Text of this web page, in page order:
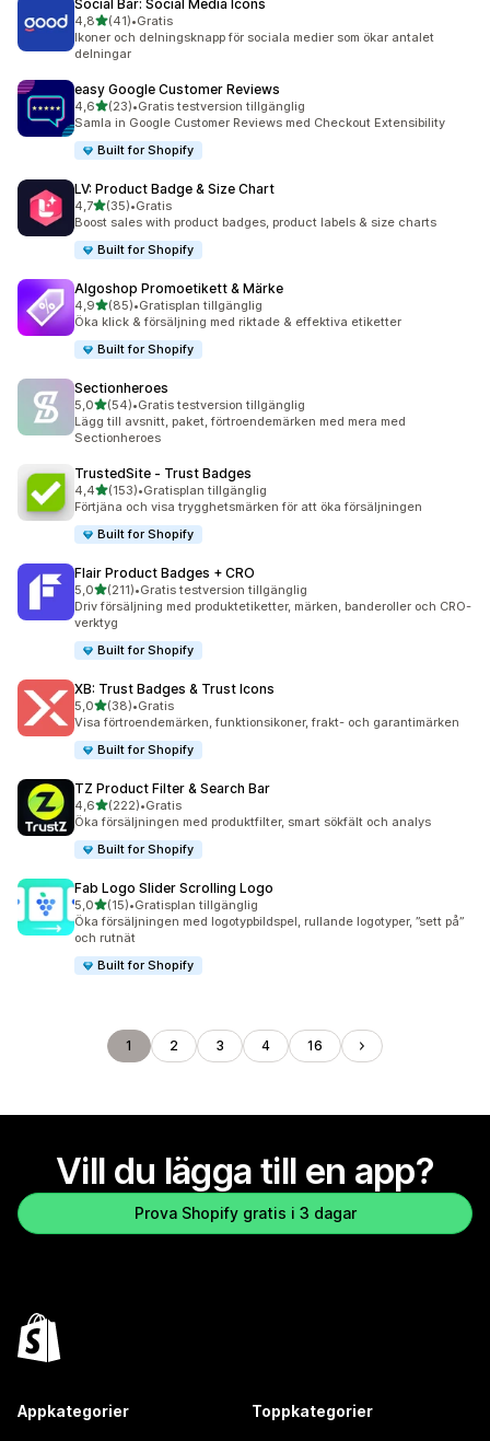
Social Bar: Social Media Icons
4,8av 5 stjärnor
(41)
41 recensioner totalt
•Gratis
Ikoner och delningsknapp för sociala medier som ökar antalet
delningar
easy Google Customer Reviews
4,6av 5 stjärnor
(23)
23 recensioner totalt
•Gratis testversion tillgänglig
Samla in Google Customer Reviews med Checkout Extensibility
Built for Shopify
LV: Product Badge & Size Chart
4,7av 5 stjärnor
(35)
35 recensioner totalt
•Gratis
Boost sales with product badges, product labels & size charts
Built for Shopify
Algoshop Promoetikett & Märke
4,9av 5 stjärnor
(85)
85 recensioner totalt
•Gratisplan tillgänglig
Öka klick & försäljning med riktade & effektiva etiketter
Built for Shopify
Sectionheroes
5,0av 5 stjärnor
(54)
54 recensioner totalt
•Gratis testversion tillgänglig
Lägg till avsnitt, paket, förtroendemärken med mera med
Sectionheroes
TrustedSite ‑ Trust Badges
4,4av 5 stjärnor
(153)
153 recensioner totalt
•Gratisplan tillgänglig
Förtjäna och visa trygghetsmärken för att öka försäljningen
Built for Shopify
Flair Product Badges + CRO
5,0av 5 stjärnor
(211)
211 recensioner totalt
•Gratis testversion tillgänglig
Driv försäljning med produktetiketter, märken, banderoller och CRO-
verktyg
Built for Shopify
XB: Trust Badges & Trust Icons
5,0av 5 stjärnor
(38)
38 recensioner totalt
•Gratis
Visa förtroendemärken, funktionsikoner, frakt- och garantimärken
Built for Shopify
TZ Product Filter & Search Bar
4,6av 5 stjärnor
(222)
222 recensioner totalt
•Gratis
Öka försäljningen med produktfilter, smart sökfält och analys
Built for Shopify
Fab Logo Slider Scrolling Logo
5,0av 5 stjärnor
(15)
15 recensioner totalt
•Gratisplan tillgänglig
Öka försäljningen med logotypbildspel, rullande logotyper, ”sett på”
och rutnät
Built for Shopify
1 2 3 4 16
Vill du lägga till en app?
Prova Shopify gratis i 3 dagar
Appkategorier Toppkategorier